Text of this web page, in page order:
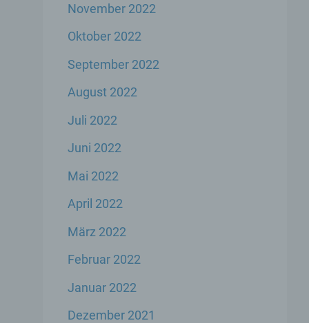
November 2022
Oktober 2022
September 2022
August 2022
Juli 2022
Juni 2022
Mai 2022
April 2022
März 2022
Februar 2022
Januar 2022
Dezember 2021